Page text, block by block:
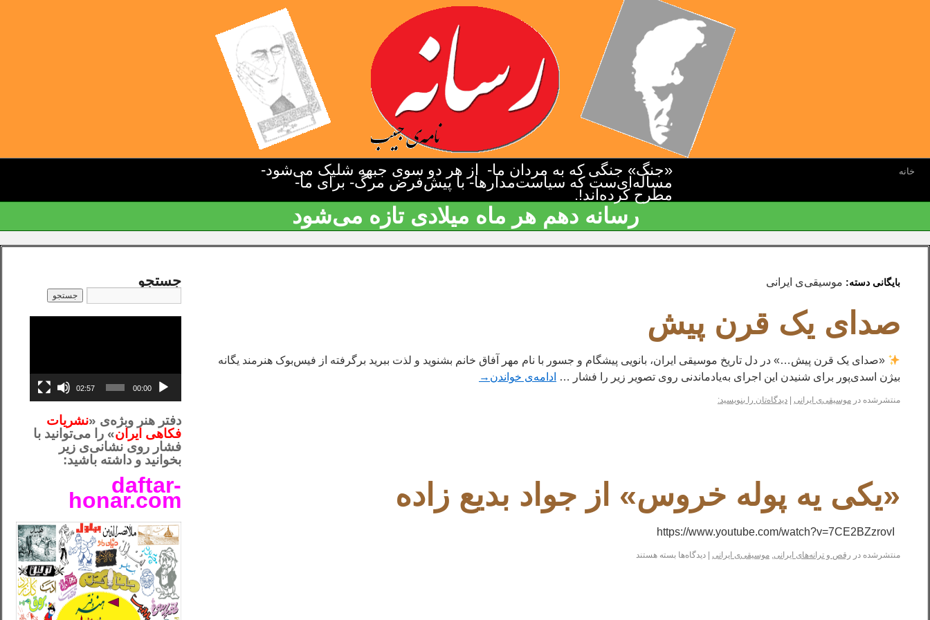
خانه «جنگ» جنگی که به مردان ما- از هر دو سوی جبهه شلیک می‌شود-
مسأله‌ای‌ست که سیاست‌مدارها- با پیش‌فرض مرگ- برای ما-
مطرح کرده‌اند!.
رسانه دهم هر ماه میلادی تازه می‌شود
بایگانی دسته: موسیقی‌ی ایرانی
صدای یک قرن پیش
«صدای یک قرن پیش…» در دل تاریخ موسیقی ایران، بانویی پیشگام و جسور با نام مهر آفاق خانم بشنوید و لذت ببرید برگرفته از فیس‌بوک هنرمند یگانه
بیژن اسدی‌پور برای شنیدن این اجرای به‌یادماندنی روی تصویر زیر را فشار … ادامه‌ی خواندن →
منتشرشده در موسیقی‌ی ایرانی دیدگاه‌تان را بنویسید:
«یکی یه پوله خروس» از جواد بدیع زاده
منتشرشده در رقص و ترانه‌های ایرانی, موسیقی‌ی ایرانی دیدگاه‌ها بسته هستند
جستجو
00:00
02:57
دفتر هنر وبژه‌ی «نشریات
فکاهی ایران» را می‌توانید با
فشار روی نشانی‌ی زیر
بخوانید و داشته باشید:
daftar-
honar.com